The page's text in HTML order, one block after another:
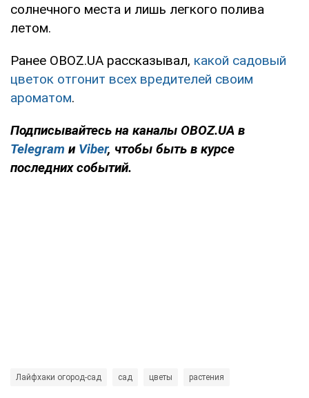
солнечного места и лишь легкого полива
летом.
Ранее OBOZ.UA рассказывал, какой садовый
цветок отгонит всех вредителей своим
ароматом.
Подписывайтесь на каналы OBOZ.UA в
Telegram и Viber, чтобы быть в курсе
последних событий.
Лайфхаки огород-сад сад цветы растения